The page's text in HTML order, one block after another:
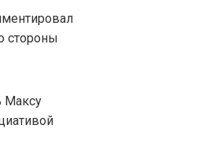
стороны
Максу